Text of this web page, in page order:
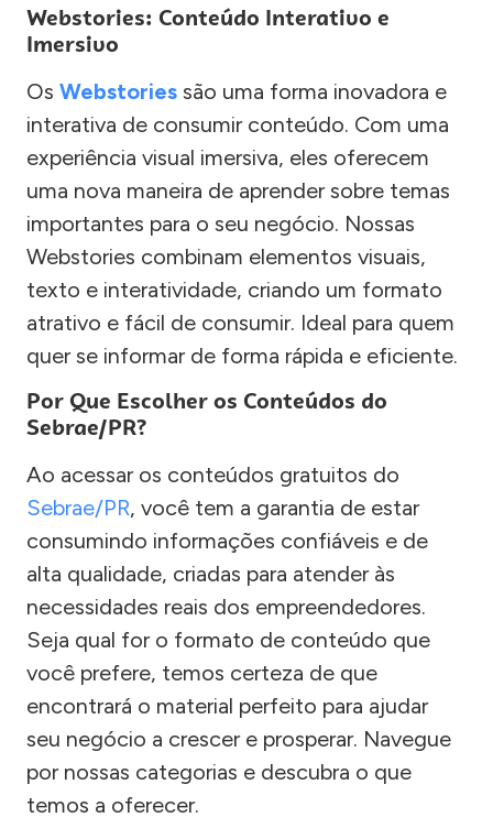
Webstories: Conteúdo Interativo e
Imersivo
Os Webstories são uma forma inovadora e
interativa de consumir conteúdo. Com uma
experiência visual imersiva, eles oferecem
uma nova maneira de aprender sobre temas
importantes para o seu negócio. Nossas
Webstories combinam elementos visuais,
texto e interatividade, criando um formato
atrativo e fácil de consumir. Ideal para quem
quer se informar de forma rápida e eficiente.
Por Que Escolher os Conteúdos do
Sebrae/PR?
Ao acessar os conteúdos gratuitos do
Sebrae/PR, você tem a garantia de estar
consumindo informações confiáveis e de
alta qualidade, criadas para atender às
necessidades reais dos empreendedores.
Seja qual for o formato de conteúdo que
você prefere, temos certeza de que
encontrará o material perfeito para ajudar
seu negócio a crescer e prosperar. Navegue
por nossas categorias e descubra o que
temos a oferecer.